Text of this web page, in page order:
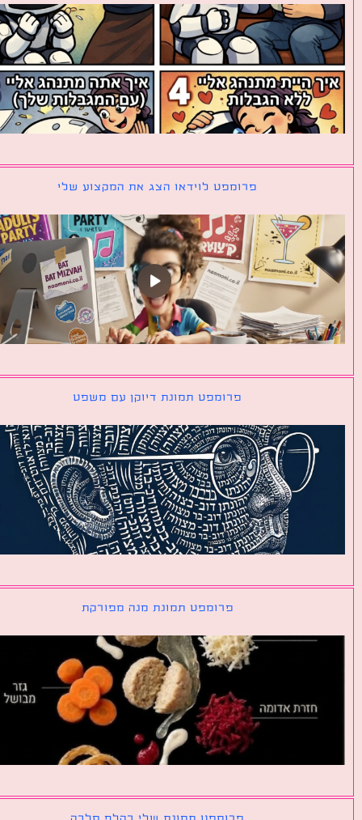
פרומפט לוידאו הצג את המקצוע שלי
פרומפט תמונת דיוקן עם משפט
פרומפט תמונת מנה מפורקת